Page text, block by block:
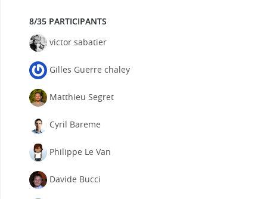
8/35 PARTICIPANTS
victor sabatier
Gilles Guerre chaley
Matthieu Segret
Cyril Bareme
Philippe Le Van
Davide Bucci